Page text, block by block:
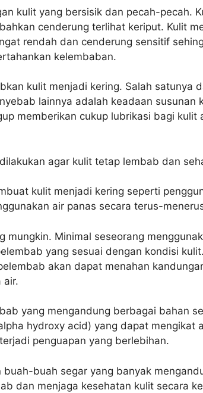
kulit yang bersisik dan pecah-pecah.
cenderung terlihat keriput. Kulit
rendah dan cenderung sensitif
kelembaban.
kulit menjadi kering. Salah satunya
lainnya adalah keadaan susunan
memberikan cukup lubrikasi bagi kulit
agar kulit tetap lembab dan
kulit menjadi kering seperti
air panas secara terus-
mungkin. Minimal seseorang
yang sesuai dengan kondisi
akan dapat menahan
air.
yang mengandung berbagai bahan
hydroxy acid) yang dapat mengikat
penguapan yang berlebihan.
buah segar yang banyak
dan menjaga kesehatan kulit secara